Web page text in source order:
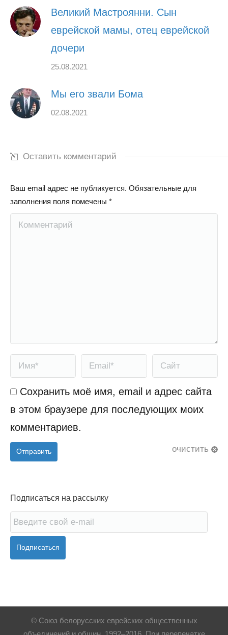
Великий Мастроянни. Сын
еврейской мамы, отец еврейской
дочери
25.08.2021
Мы его звали Бома
02.08.2021
Оставить комментарий
Ваш email адрес не публикуется. Обязательные для
заполнения поля помечены *
Комментарий
Имя * Email * Сайт
Сохранить моё имя, email и адрес сайта
в этом браузере для последующих моих
комментариев.
очистить
Отправить
Подписаться на рассылку
Подписаться
© Союз белорусских еврейских общественных